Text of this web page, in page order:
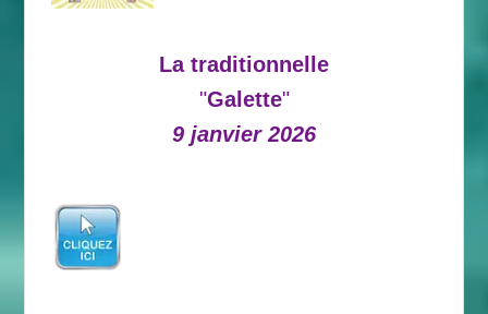
La traditionnelle
"Galette"
9 janvier 2026